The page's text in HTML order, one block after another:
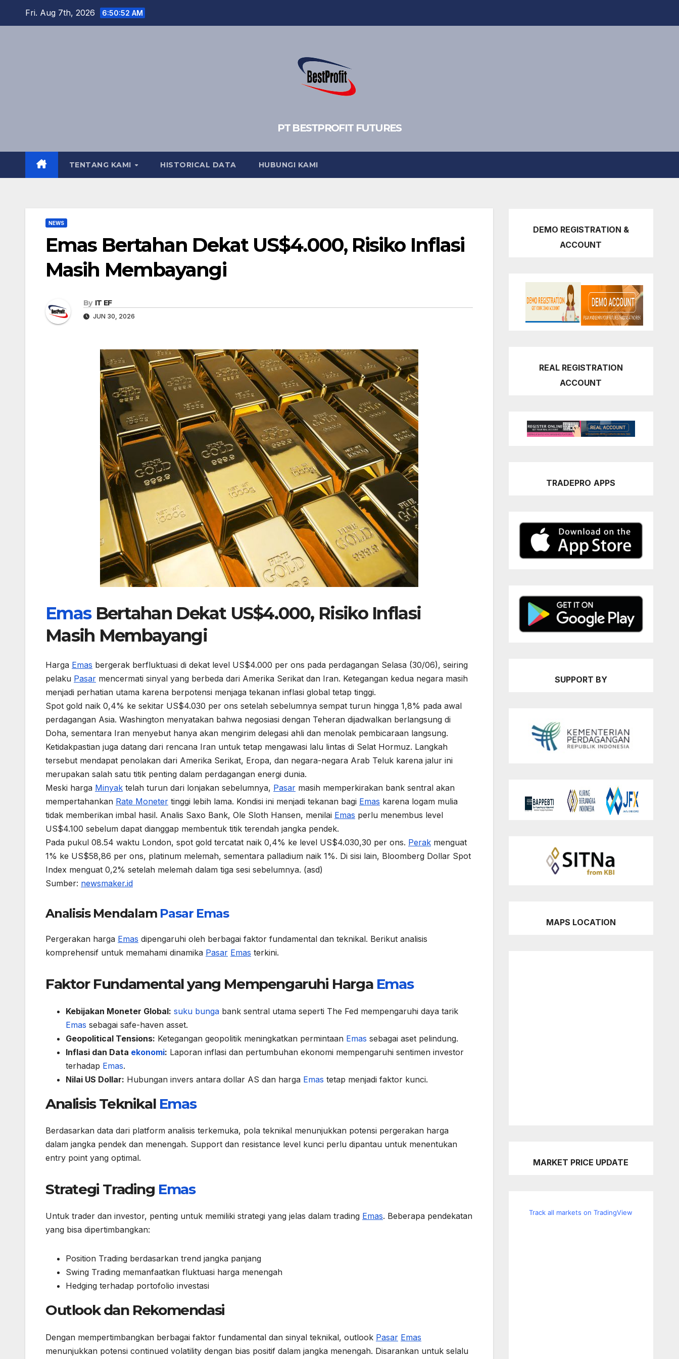
Fri. Aug 7th, 2026 6:50:54 AM
PT BESTPROFIT FUTURES
TENTANG KAMI HISTORICAL DATA HUBUNGI KAMI
NEWS
Emas Bertahan Dekat US$4.000, Risiko Inflasi
Masih Membayangi
By IT EF
JUN 30, 2026
EmasBertahan Dekat US$4.000, Risiko Inflasi
Masih Membayangi
Harga Emas bergerak berfluktuasi di dekat level US$4.000 per ons pada perdagangan Selasa (30/06), seiring
pelaku Pasar mencermati sinyal yang berbeda dari Amerika Serikat dan Iran. Ketegangan kedua negara masih
menjadi perhatian utama karena berpotensi menjaga tekanan inflasi global tetap tinggi.
Spot gold naik 0,4% ke sekitar US$4.030 per ons setelah sebelumnya sempat turun hingga 1,8% pada awal
perdagangan Asia. Washington menyatakan bahwa negosiasi dengan Teheran dijadwalkan berlangsung di
Doha, sementara Iran menyebut hanya akan mengirim delegasi ahli dan menolak pembicaraan langsung.
Ketidakpastian juga datang dari rencana Iran untuk tetap mengawasi lalu lintas di Selat Hormuz. Langkah
tersebut mendapat penolakan dari Amerika Serikat, Eropa, dan negara-negara Arab Teluk karena jalur ini
merupakan salah satu titik penting dalam perdagangan energi dunia.
Meski harga Minyak telah turun dari lonjakan sebelumnya, Pasar masih memperkirakan bank sentral akan
mempertahankan Rate Moneter tinggi lebih lama. Kondisi ini menjadi tekanan bagi Emas karena logam mulia
tidak memberikan imbal hasil. Analis Saxo Bank, Ole Sloth Hansen, menilai Emas perlu menembus level
US$4.100 sebelum dapat dianggap membentuk titik terendah jangka pendek.
Pada pukul 08.54 waktu London, spot gold tercatat naik 0,4% ke level US$4.030,30 per ons. Perak menguat
1% ke US$58,86 per ons, platinum melemah, sementara palladium naik 1%. Di sisi lain, Bloomberg Dollar Spot
Index menguat 0,2% setelah melemah dalam tiga sesi sebelumnya. (asd)
Sumber: newsmaker.id
Analisis Mendalam Pasar Emas
Pergerakan harga Emas dipengaruhi oleh berbagai faktor fundamental dan teknikal. Berikut analisis
komprehensif untuk memahami dinamika Pasar Emas terkini.
Faktor Fundamental yang Mempengaruhi Harga Emas
Kebijakan Moneter Global: suku bunga bank sentral utama seperti The Fed mempengaruhi daya tarik
Emas sebagai safe-haven asset.
Geopolitical Tensions: Ketegangan geopolitik meningkatkan permintaan Emas sebagai aset pelindung.
Inflasi dan Data ekonomi: Laporan inflasi dan pertumbuhan ekonomi mempengaruhi sentimen investor
terhadap Emas.
Nilai US Dollar: Hubungan invers antara dollar AS dan harga Emas tetap menjadi faktor kunci.
Analisis Teknikal Emas
Berdasarkan data dari platform analisis terkemuka, pola teknikal menunjukkan potensi pergerakan harga
dalam jangka pendek dan menengah. Support dan resistance level kunci perlu dipantau untuk menentukan
entry point yang optimal.
Strategi Trading Emas
Untuk trader dan investor, penting untuk memiliki strategi yang jelas dalam trading Emas. Beberapa pendekatan
yang bisa dipertimbangkan:
Position Trading berdasarkan trend jangka panjang
Swing Trading memanfaatkan fluktuasi harga menengah
Hedging terhadap portofolio investasi
Outlook dan Rekomendasi
Dengan mempertimbangkan berbagai faktor fundamental dan sinyal teknikal, outlook Pasar Emas
menunjukkan potensi continued volatility dengan bias positif dalam jangka menengah. Disarankan untuk selalu
DEMO REGISTRATION &
ACCOUNT
REAL REGISTRATION
ACCOUNT
TRADEPRO APPS
SUPPORT BY
MAPS LOCATION
MARKET PRICE UPDATE
Track all markets on TradingView